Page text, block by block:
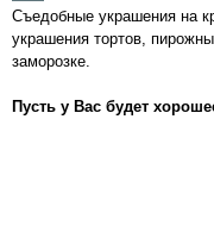
Съедобные украшения на
украшения тортов,
заморозке.
Пусть у Вас будет